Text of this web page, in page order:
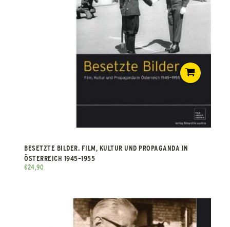
BESETZTE BILDER. FILM, KULTUR UND PROPAGANDA IN
ÖSTERREICH 1945–1955
€24,90